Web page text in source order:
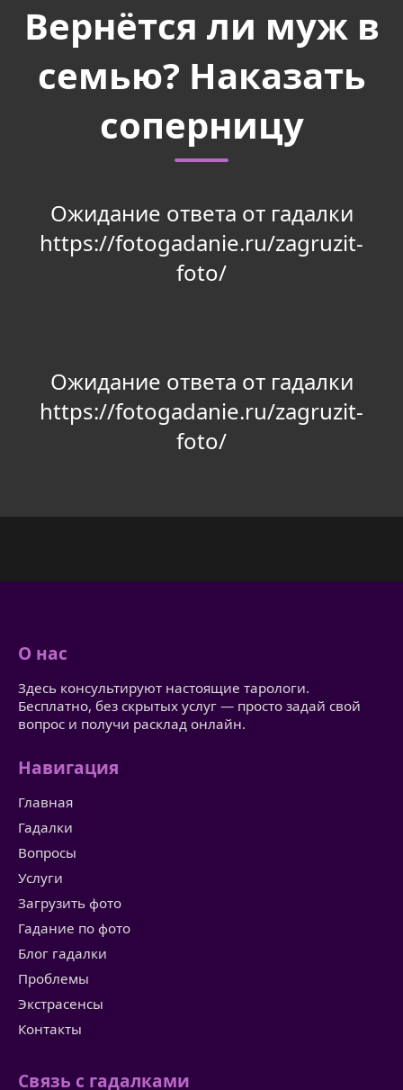
Вернётся ли муж в
семью? Наказать
соперницу
Ожидание ответа от гадалки
https://fotogadanie.ru/zagruzit-
foto/
Ожидание ответа от гадалки
https://fotogadanie.ru/zagruzit-
foto/
О нас
Здесь консультируют настоящие тарологи.
Бесплатно, без скрытых услуг — просто задай свой
вопрос и получи расклад онлайн.
Навигация
Главная
Гадалки
Вопросы
Услуги
Загрузить фото
Гадание по фото
Блог гадалки
Проблемы
Экстрасенсы
Контакты
Связь с гадалками